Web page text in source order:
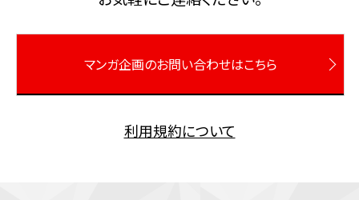
マンガ企画のお問い合わせはこちら
利用規約について